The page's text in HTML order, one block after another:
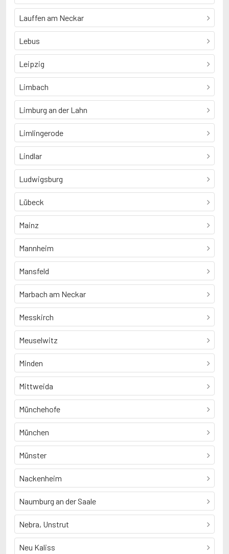
Lauffen am Neckar
Lebus
Leipzig
Limbach
Limburg an der Lahn
Limlingerode
Lindlar
Ludwigsburg
Lübeck
Mainz
Mannheim
Mansfeld
Marbach am Neckar
Messkirch
Meuselwitz
Minden
Mittweida
Münchehofe
München
Münster
Nackenheim
Naumburg an der Saale
Nebra, Unstrut
Neu Kaliss